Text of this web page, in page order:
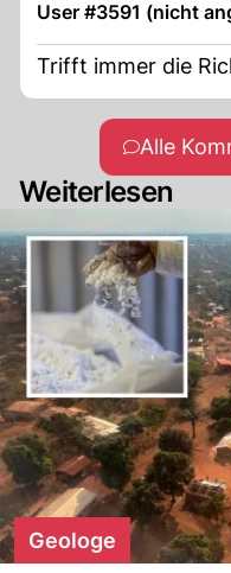
User #3591 (nicht
Alle
Weiterlesen
Geologe